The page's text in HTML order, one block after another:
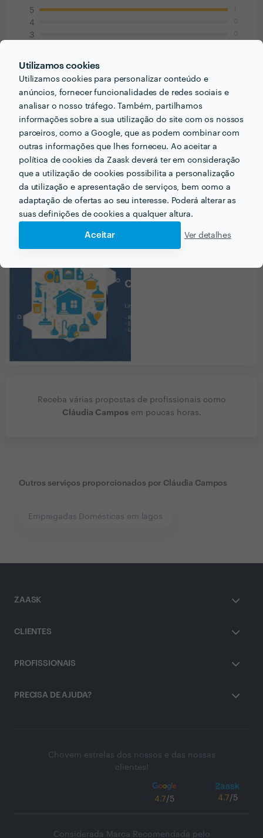
Utilizamos cookies
Utilizamos cookies para personalizar conteúdo e
anúncios, fornecer funcionalidades de redes sociais e
analisar o nosso tráfego. Também, partilhamos
informações sobre a sua utilização do site com os nossos
parceiros, como a Google, que as podem combinar com
outras informações que lhes forneceu. Ao aceitar a
política de cookies da Zaask deverá ter em consideração
que a utilização de cookies possibilita a personalização
da utilização e apresentação de serviços, bem como a
adaptação de ofertas ao seu interesse. Poderá alterar as
suas definições de cookies a qualquer altura.
Aceitar Ver detalhes
5
4
3
1
Cliente Zaask
Trabalho realizado fora da plataforma
Serviço profissional e confiável. Recomendamos
vivamente.
PORTEFÓLIO
Receba várias propostas de profissionais como
Cláudia Camposem poucas horas.
Outros serviços proporcionados por Cláudia Campos
Empregadas Domésticas em lagos
ZAASK
CLIENTES
PROFISSIONAIS
PRECISA DE AJUDA?
Chovem estrelas dos nossos e das nossas
clientes!
4.7/5 4.7/5
Considerada Marca Recomendada pelo